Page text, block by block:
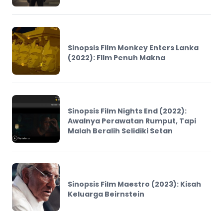
Sinopsis Film Monkey Enters Lanka
(2022): FIlm Penuh Makna
Sinopsis Film Nights End (2022):
Awalnya Perawatan Rumput, Tapi
Malah Beralih Selidiki Setan
Sinopsis Film Maestro (2023): Kisah
Keluarga Beirnstein